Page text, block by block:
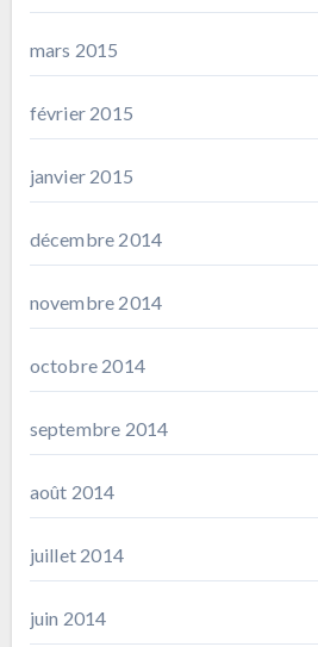
mars 2015
février 2015
janvier 2015
décembre 2014
novembre 2014
octobre 2014
septembre 2014
août 2014
juillet 2014
juin 2014